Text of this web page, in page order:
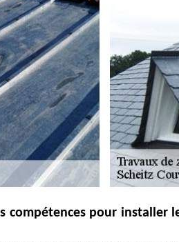
compétences pour installer